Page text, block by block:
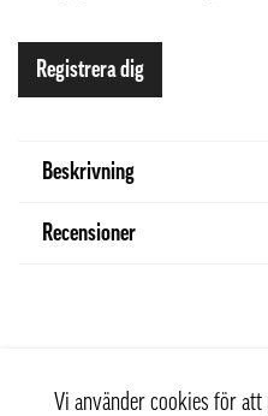
Registrera dig
Beskrivning
Recensioner
Vi använder cookies för att